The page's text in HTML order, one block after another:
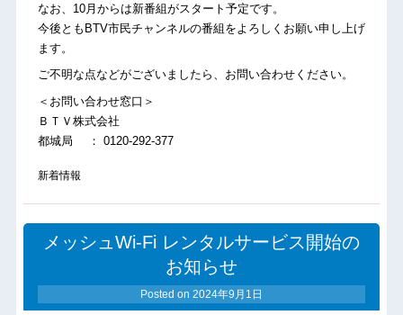
なお、10月からは新番組がスタート予定です。
今後ともBTV市民チャンネルの番組をよろしくお願い申し上げ
ます。
ご不明な点などがございましたら、お問い合わせください。
＜お問い合わせ窓口＞
ＢＴＶ株式会社
都城局 ： 0120-292-377
新着情報
メッシュWi-Fi レンタルサービス開始の
お知らせ
Posted on 2024年9月1日